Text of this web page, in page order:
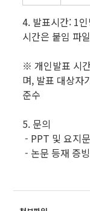
4. 발표시간: 1
시간은 붙임 파
※ 개인발표 시
며, 발표 대상자
준수
5. 문의
- PPT 및 요지
- 논문 등재 증